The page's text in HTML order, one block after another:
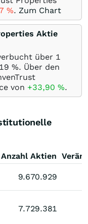
%. Zum Chart
Aktie
über 1
%. Über den
von +33,90 %.
Anzahl Aktien
9.670.929
7.729.381